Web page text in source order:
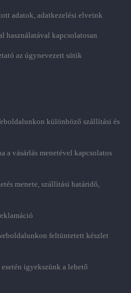
adatok, adatkezelési elveink
használatával kapcsolatosan
az úgynevezett sütik
különböző szállítási és
a vásárlás menetével kapcsolatos
menete, szállítási határidő,
feltüntetett készlet
esetén igyekszünk a lehető